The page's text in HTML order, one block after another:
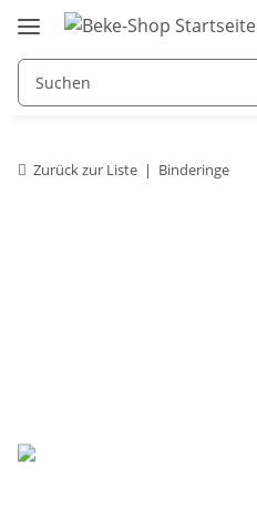
Zurück zur Liste Binderinge